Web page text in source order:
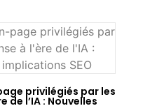
privilégiés par les
de l’IA : Nouvelles